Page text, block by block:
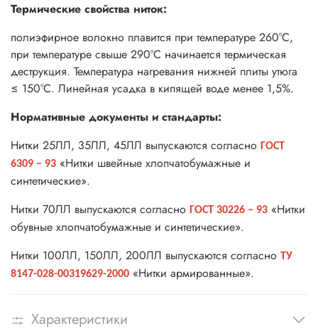
Термические свойства ниток:
полиэфирное волокно плавится при температуре 260°С,
при температуре свыше 290°С начинается термическая
деструкция. Температура нагревания нижней плиты утюга
≤ 150°С. Линейная усадка в кипящей воде менее 1,5%.
Нормативные документы и стандарты:
Нитки 25ЛЛ, 35ЛЛ, 45ЛЛ выпускаются согласно ГОСТ
6309 – 93 «Нитки швейные хлопчатобумажные и
синтетические».
Нитки 70ЛЛ выпускаются согласно ГОСТ 30226 – 93 «Нитки
обувные хлопчатобумажные и синтетические».
Нитки 100ЛЛ, 150ЛЛ, 200ЛЛ выпускаются согласно ТУ
8147-028-00319629-2000 «Нитки армированные».
Характеристики